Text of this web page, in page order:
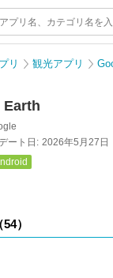
リ 観光アプリ
Earth
ート日: 2026年5月27日
54）